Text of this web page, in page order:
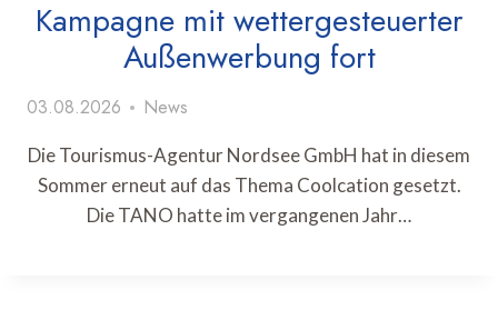
Kampagne mit wettergesteuerter
Außenwerbung fort
03.08.2026 News
Die Tourismus-Agentur Nordsee GmbH hat in diesem
Sommer erneut auf das Thema Coolcation gesetzt.
Die TANO hatte im vergangenen Jahr…